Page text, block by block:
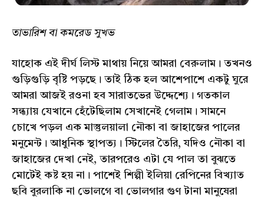
তাভারিশ বা কমরেড সুখভ
যাহোক এই দীর্ঘ লিস্ট মাথায় নিয়ে আমরা বেরুলাম। তখনও
গুড়িগুড়ি বৃষ্টি পড়ছে। তাই ঠিক হল আশেপাশে একটু ঘুরে
আমরা আজই রওনা হব সারাতভের উদ্দেশ্যে। গতকাল
সন্ধ্যায় যেখানে হেঁটেছিলাম সেখানেই গেলাম। সামনে
চোখে পড়ল এক মাস্তুলয়ালা নৌকা বা জাহাজের পালের
মনুমেন্ট। আধুনিক স্থাপত্য। স্টিলের তৈরি, যদিও নৌকা বা
জাহাজের দেখা নেই, তারপরেও এটা যে পাল তা বুঝতে
মোটেই কষ্ট হয় না। পাশেই শিল্পী ইলিয়া রেপিনের বিখ্যাত
ছবি বুরলাকি না ভোলগে বা ভোলগার গুণ টানা মানুষেরা